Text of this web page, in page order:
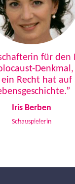
für den
ein Recht hat auf
Iris Berben
Schauspielerin